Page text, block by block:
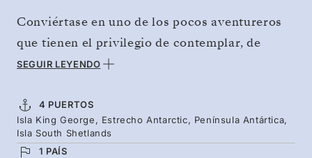
Conviértase en uno de los pocos aventureros
que tienen el privilegio de contemplar, de
primera mano, la belleza del último territorio
Antártida, evitando la prolongada travesía
marítima, y comience a descubrir de inmediato
los paisajes y la vida salvaje más
SEGUIR LEYENDO
4 PUERTOS
Isla King George, Estrecho Antarctic, Península Antártica,
Isla South Shetlands
1 PAÍS